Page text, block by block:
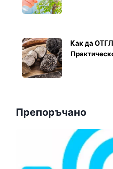
Как да
Препоръчано